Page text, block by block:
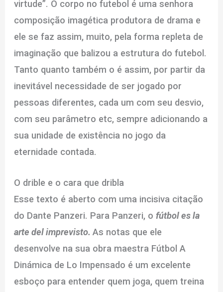
virtude”. O corpo no futebol é uma senhora
composição imagética produtora de drama e
ele se faz assim, muito, pela forma repleta de
imaginação que balizou a estrutura do futebol.
Tanto quanto também o é assim, por partir da
inevitável necessidade de ser jogado por
pessoas diferentes, cada um com seu desvio,
com seu parâmetro etc, sempre adicionando a
sua unidade de existência no jogo da
eternidade contada.
O drible e o cara que dribla
Esse texto é aberto com uma incisiva citação
do Dante Panzeri. Para Panzeri, ofútbol es la
arte del imprevisto.As notas que ele
desenvolve na sua obra maestra Fútbol A
Dinámica de Lo Impensado é um excelente
esboço para entender quem joga, quem treina